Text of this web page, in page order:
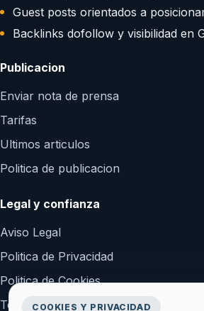
Guest posts orientados a
Backlinks dofollow y visibilidad en
Publicacion
Enviar nota de prensa
Tarifas
Ultimos articulos
Politica de publicacion
Legal y confianza
Aviso Legal
Politica de Privacidad
Politica de Cookies
Terminos y Condiciones
COOKIES Y PRIVACIDAD